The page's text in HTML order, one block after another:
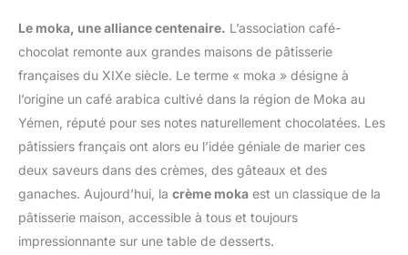
Le moka, une alliance centenaire. L’association café-
chocolat remonte aux grandes maisons de pâtisserie
françaises du XIXe siècle. Le terme « moka » désigne à
l’origine un café arabica cultivé dans la région de Moka au
Yémen, réputé pour ses notes naturellement chocolatées. Les
pâtissiers français ont alors eu l’idée géniale de marier ces
deux saveurs dans des crèmes, des gâteaux et des
ganaches. Aujourd’hui, la crème moka est un classique de la
pâtisserie maison, accessible à tous et toujours
impressionnante sur une table de desserts.